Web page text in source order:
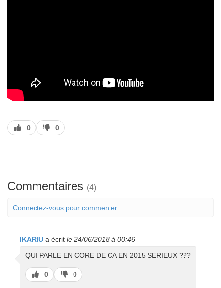
J’aime
0
J’aime
pas
0
Commentaires (4)
Connectez-vous pour commenter
IKARIU a écrit le 24/06/2018 à 00:46
QUI PARLE EN CORE DE CA EN 2015 SERIEUX ???
J’aime
0
J’aime
pas
0